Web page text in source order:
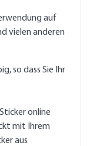
auf
vielen anderen
so dass Sie Ihr
online
mit Ihrem
aus